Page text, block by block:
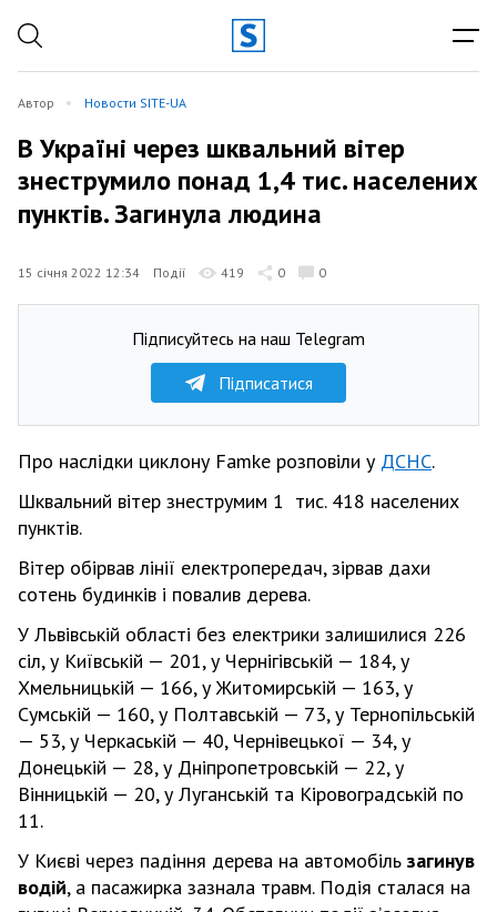
Автор Новости SITE-UA
В Україні через шквальний вітер
знеструмило понад 1,4 тис. населених
пунктів. Загинула людина
15 січня 2022 12:34 Події 419 0 0
Підписуйтесь на наш Telegram
Підписатися
Про наслідки циклону Famke розповіли у ДСНС.
Шквальний вітер знеструмим 1 тис. 418 населених
пунктів.
Вітер обірвав лінії електропередач, зірвав дахи
сотень будинків і повалив дерева.
У Львівській області без електрики залишилися 226
сіл, у Київській — 201, у Чернігівській — 184, у
Хмельницькій — 166, у Житомирській — 163, у
Сумській — 160, у Полтавській — 73, у Тернопільській
— 53, у Черкаській — 40, Чернівецької — 34, у
Донецькій — 28, у Дніпропетровській — 22, у
Вінницькій — 20, у Луганській та Кіровоградській по
11.
У Києві через падіння дерева на автомобіль загинув
водій, а пасажирка зазнала травм. Подія сталася на